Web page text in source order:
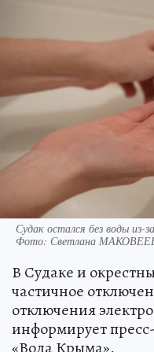
Судак остался без воды из-
Фото: Светлана
В Судаке и
частичное
отключения
информирует